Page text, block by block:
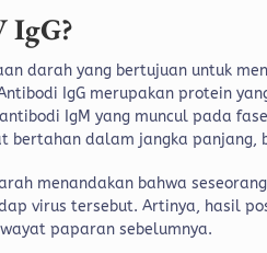
IgG?
darah yang bertujuan untuk
IgG merupakan protein
IgM yang muncul pada
bertahan dalam jangka panjang,
menandakan bahwa
virus tersebut. Artinya, hasil
paparan sebelumnya.